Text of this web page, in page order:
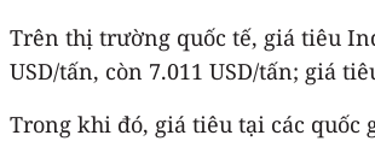
Trên thị trường quốc tế, giá tiêu
USD/tấn, còn 7.011 USD/tấn; giá
Trong khi đó, giá tiêu tại các quốc